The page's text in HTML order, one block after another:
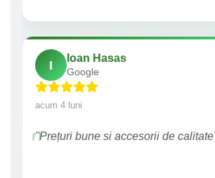
I
Ioan Hasas
Google
acum 4 luni
"Prețuri bune si accesorii de